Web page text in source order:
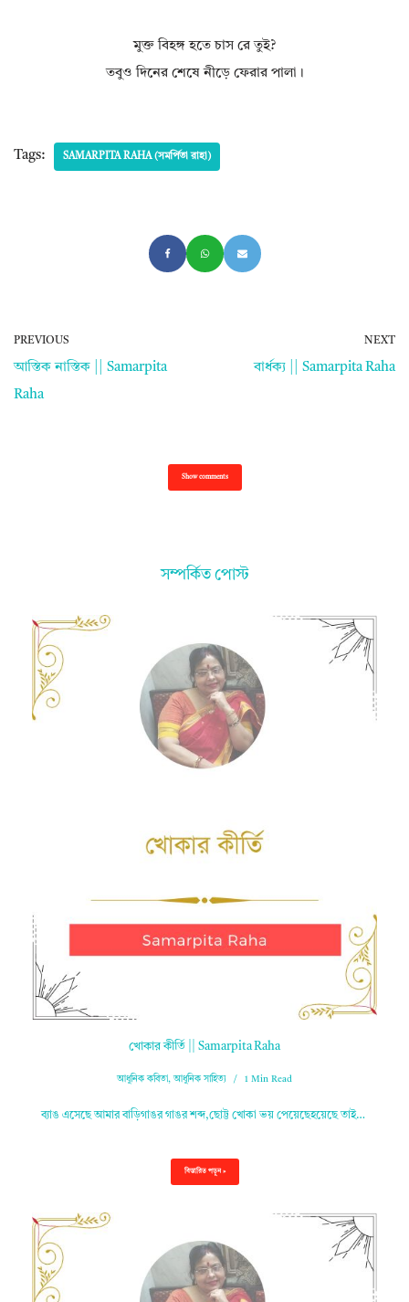
মুক্ত বিহঙ্গ হতে চাস রে তুই?
তবুও দিনের শেষে নীড়ে ফেরার পালা।
Tags: SAMARPITA RAHA (সমর্পিতা রাহা)
PREVIOUS
আস্তিক নাস্তিক || Samarpita
Raha
NEXT
বার্ধক্য || Samarpita Raha
Show comments
সম্পর্কিত পোস্ট
খোকার কীর্তি || Samarpita Raha
আধুনিক কবিতা,আধুনিক সাহিত্য 1 Min Read
ব্যাঙ এসেছে আমার বাড়িগাঙর গাঙর শব্দ,ছোট্ট খোকা ভয় পেয়েছেহয়েছে তাই…
বিস্তারিত পড়ুন »